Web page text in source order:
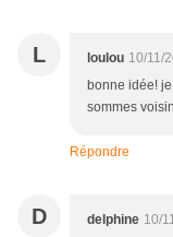
L loulou 10/11/
bonne idée!
sommes
Répondre
D delphine 10/